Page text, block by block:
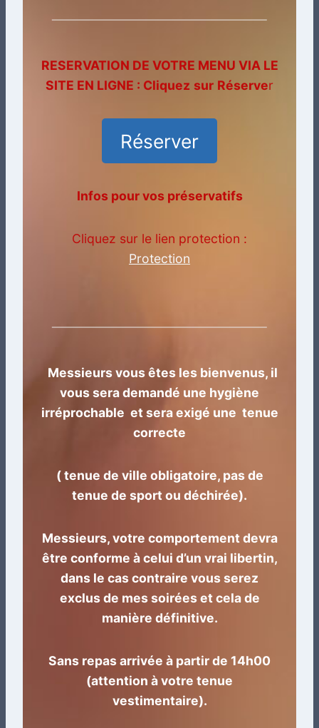
RESERVATION DE VOTRE MENU VIA LE
SITE EN LIGNE : Cliquez sur Réserver
Réserver
Infos pour vos préservatifs
Cliquez sur le lien protection :
Protection
Messieurs vous êtes les bienvenus, il
vous sera demandé une hygiène
irréprochable et sera exigé une tenue
correcte
( tenue de ville obligatoire, pas de
tenue de sport ou déchirée).
Messieurs, votre comportement devra
être conforme à celui d’un vrai libertin,
dans le cas contraire vous serez
exclus de mes soirées et cela de
manière définitive.
Sans repas arrivée à partir de 14h00
(attention à votre tenue
vestimentaire).